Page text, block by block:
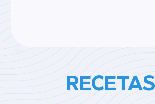
RECETAS